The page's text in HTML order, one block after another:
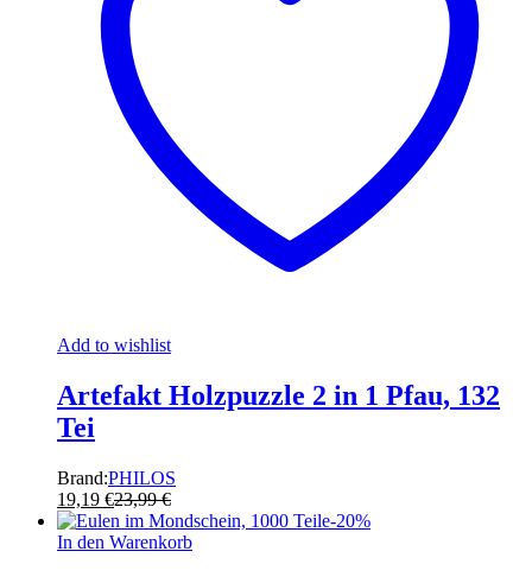
Add to wishlist
Artefakt Holzpuzzle 2 in 1 Pfau, 132
Tei
Brand:PHILOS
19,19 €23,99€
-20%
In den Warenkorb